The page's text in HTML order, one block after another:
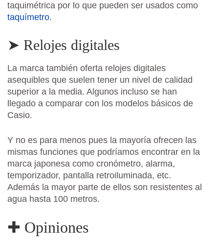
taquimétrica por lo que pueden ser usados como
taquímetro.
➤ Relojes digitales
La marca también oferta relojes digitales
asequibles que suelen tener un nivel de calidad
superior a la media. Algunos incluso se han
llegado a comparar con los modelos básicos de
Casio.
Y no es para menos pues la mayoría ofrecen las
mismas funciones que podríamos encontrar en la
marca japonesa como cronómetro, alarma,
temporizador, pantalla retroiluminada, etc.
Además la mayor parte de ellos son resistentes al
agua hasta 100 metros.
✚ Opiniones